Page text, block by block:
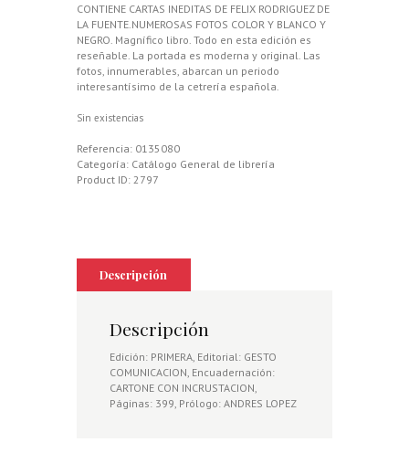
CONTIENE CARTAS INEDITAS DE FELIX RODRIGUEZ DE
LA FUENTE.NUMEROSAS FOTOS COLOR Y BLANCO Y
NEGRO. Magnífico libro. Todo en esta edición es
reseñable. La portada es moderna y original. Las
fotos, innumerables, abarcan un periodo
interesantísimo de la cetrería española.
Sin existencias
Referencia: 0135080
Categoría: Catálogo General de librería
Product ID: 2797
Descripción
Descripción
Edición: PRIMERA, Editorial: GESTO
COMUNICACION, Encuadernación:
CARTONE CON INCRUSTACION,
Páginas: 399, Prólogo: ANDRES LOPEZ